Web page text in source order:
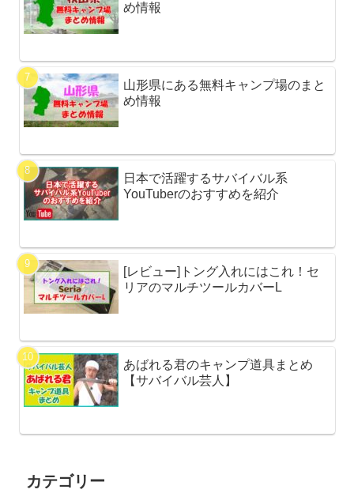
め情報
山形県にある無料キャンプ場のまと
め情報
日本で活躍するサバイバル系
YouTuberのおすすめを紹介
[レビュー]トング入れにはこれ！セ
リアのマルチツールカバーL
あばれる君のキャンプ道具まとめ
【サバイバル芸人】
カテゴリー